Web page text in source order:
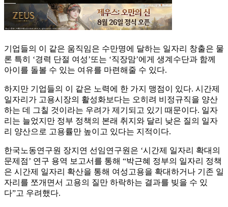
기업들의 이 같은 움직임은 수만명에 달하는 일자리 창출은 물
론 특히 ‘경력 단절 여성’또는 ‘직장맘’에게 생계수단과 함께
아이를 돌볼 수 있는 여유를 마련해줄 수 있다.
하지만 기업들의 이 같은 노력에 한 가지 맹점이 있다. 시간제
일자리가 고용시장의 활성화보다는 오히려 비정규직을 양산
하는 데 그칠 것이라는 우려가 제기되고 있기 때문이다. 일자
리는 늘었지만 정부 정책의 본래 취지와 달리 낮은 질의 일자
리 양산으로 고용률만 높이고 있다는 지적이다.
한국노동연구원 장지연 선임연구원은 ‘시간제 일자리 확대의
문제점’ 연구 용역 보고서를 통해 “박근혜 정부의 일자리 정책
은 시간제 일자리 확산을 통해 여성고용을 확대하거나 기존 일
자리를 쪼개면서 고용의 질만 하락하는 결과를 빚을 수 있
다”고 우려했다.